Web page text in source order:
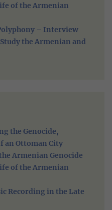
of the Armenian
– Interview
the Armenian and
the Genocide,
an Ottoman City
Armenian Genocide
of the Armenian
Recording in the Late